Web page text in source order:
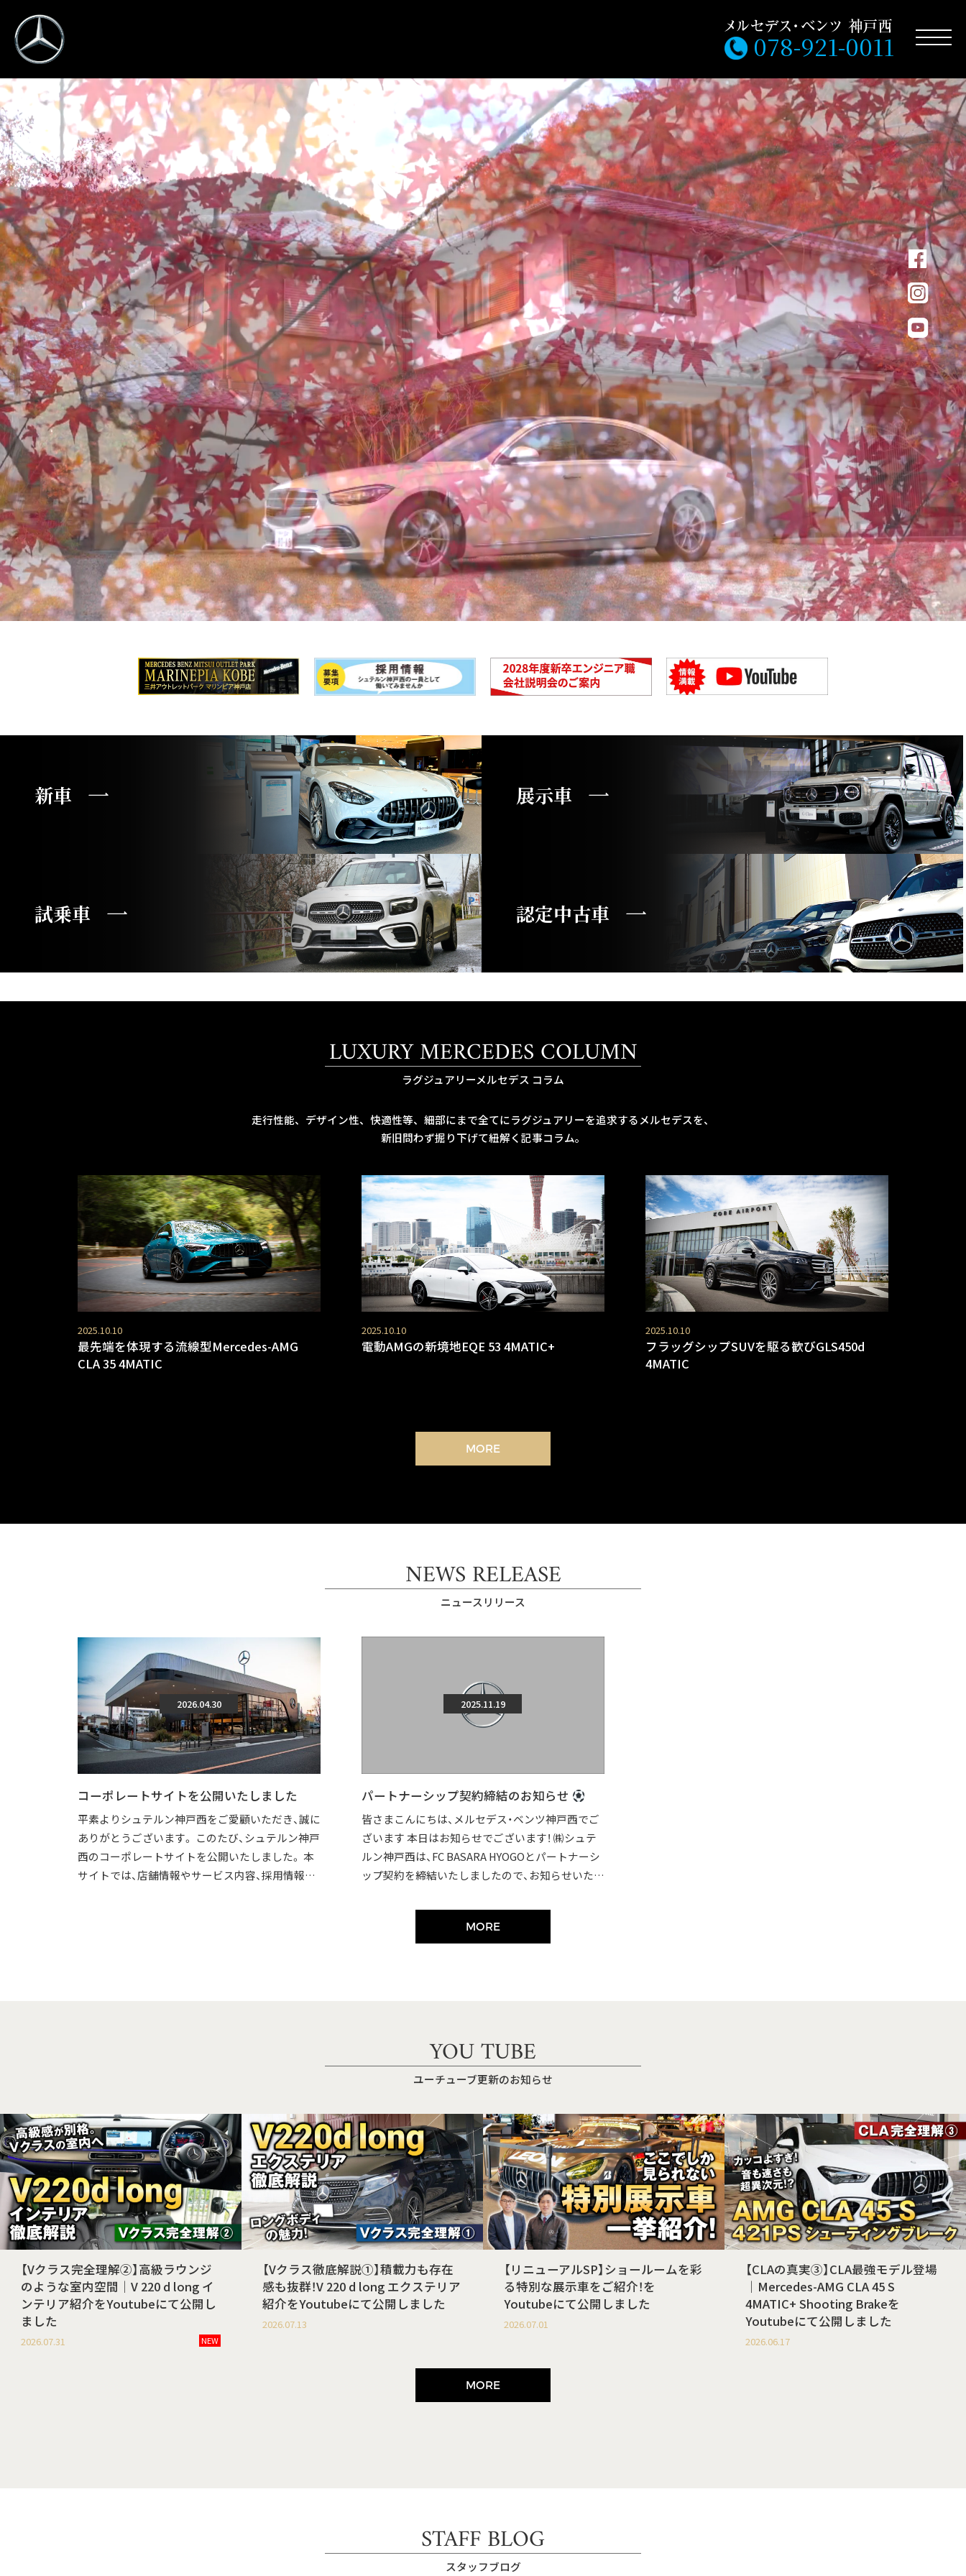
078-921-0011
新車 展示車
試乗車 認定中古車
LUXURY MERCEDES COLUMN
ラグジュアリーメルセデス コラム
走行性能、デザイン性、快適性等、細部にまで全てにラグジュアリーを追求するメルセデスを、
新旧問わず掘り下げて紐解く記事コラム。
2025.10.10
最先端を体現する流線型Mercedes-AMG
CLA 35 4MATIC
2025.10.10
電動AMGの新境地EQE 53 4MATIC+
2025.10.10
フラッグシップSUVを駆る歓びGLS450d
4MATIC
MORE
NEWS RELEASE
ニュースリリース
2026.04.30
コーポレートサイトを公開いたしました
平素よりシュテルン神戸西をご愛顧いただき、誠に
ありがとうございます。 このたび、シュテルン神戸
西のコーポレートサイトを公開いたしました。 本
サイトでは、店舗情報やサービス内容、採用情報な
2025.11.19
パートナーシップ契約締結のお知らせ
皆さまこんにちは、メルセデス・ベンツ神戸西でご
ざいます 本日はお知らせでございます！ ㈱シュテ
ルン神戸西は、FC BASARA HYOGOとパートナーシ
ップ契約を締結いたしましたので、お知らせいたし
MORE
YOU TUBE
ユーチューブ更新のお知らせ
【Vクラス完全理解②】高級ラウンジ
のような室内空間｜V 220 d long イ
ンテリア紹介をYoutubeにて公開し
ました
2026.07.31 NEW
【Vクラス徹底解説①】積載力も存在
感も抜群！V 220 d long エクステリア
紹介をYoutubeにて公開しました
2026.07.13
【リニューアルSP】ショールームを彩
る特別な展示車をご紹介！を
Youtubeにて公開しました
2026.07.01
【CLAの真実③】CLA最強モデル登場
｜Mercedes-AMG CLA 45 S
4MATIC+ Shooting Brakeを
Youtubeにて公開しました
2026.06.17
MORE
STAFF BLOG
スタッフブログ